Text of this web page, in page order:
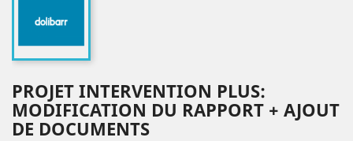
PROJET INTERVENTION PLUS:
MODIFICATION DU RAPPORT + AJOUT
DE DOCUMENTS